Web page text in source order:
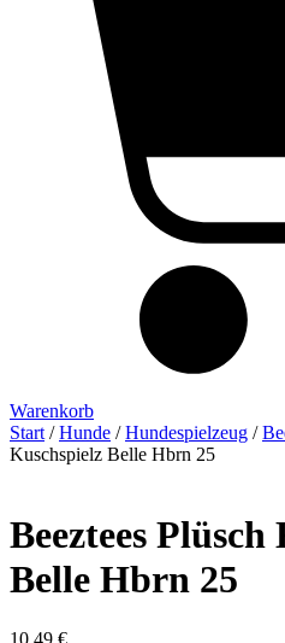
Warenkorb
Start /Hunde /Hundespielzeug /
Kuschspielz Belle Hbrn 25
Beeztees
Belle Hbrn 25
10,49 €